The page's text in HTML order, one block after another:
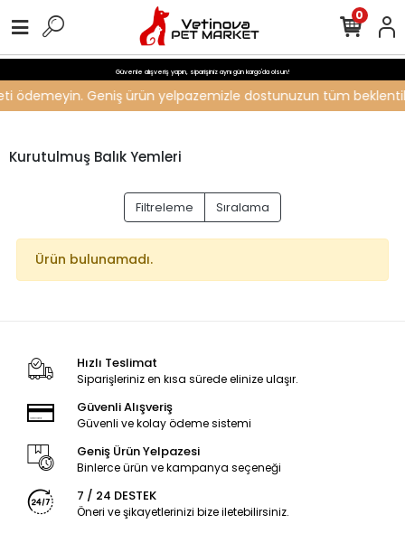
Güvenle alışveriş yapın, siparişiniz aynı gün kargo'da olsun!
ödemeyin. Geniş ürün yelpazemizle dostunuzun tüm
0
Kurutulmuş Balık Yemleri
Filtreleme Sıralama
Ürün bulunamadı.
Hızlı Teslimat
Siparişleriniz en kısa sürede elinize ulaşır.
Güvenli Alışveriş
Güvenli ve kolay ödeme sistemi
Geniş Ürün Yelpazesi
Binlerce ürün ve kampanya seçeneği
7 / 24 DESTEK
Öneri ve şikayetlerinizi bize iletebilirsiniz.